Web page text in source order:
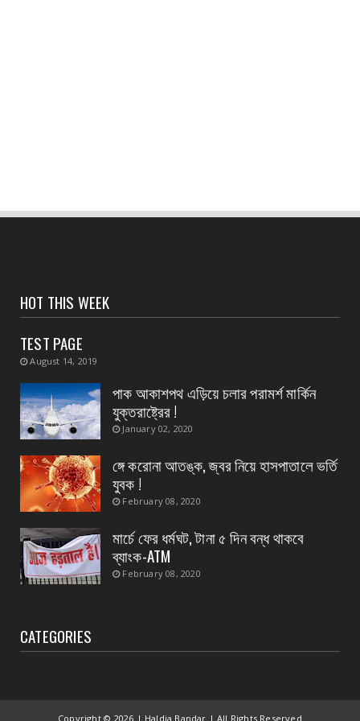
বাংলাদেশ থেকে ভারতে পাচার হওয়া ১০ নারী-শিশু উদ্ধার
প্রধান এর পদত্যাগের ২৪ ঘন্টা কাটতে না কাটতেই
কুকড়াহাটি গ্রা...
August 04, 2026
পথ নিরাপত্তা সপ্তাহ ২০২৬ দ্বিতীয় দিন
August 04, 2026
HOT THIS WEEK
TEST PAGE
August 14, 2019
পাক আকাশপথ এড়িয়ে চলার পরামর্শ মার্কিন
যুক্তরাষ্ট্রের !
January 02, 2020
ঙ্গে করোনা আতঙ্ক, জ্বর নিয়ে হাসপাতালে ভর্তি
যুবক !
February 08, 2020
মার্চে ফের ধর্মঘট, টানা ৫ দিন বন্ধ থাকবে
ব্যাংক-ATM
February 08, 2020
CATEGORIES
Copyright © 2026 | Haldia Bandar | All Rights Reserved